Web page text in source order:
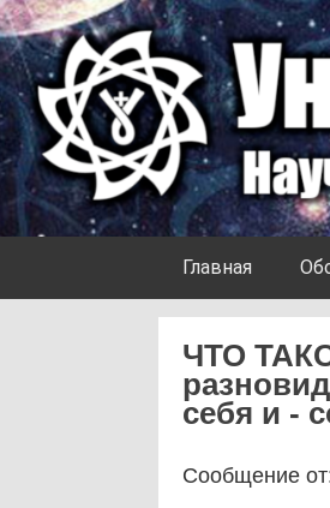
Университет
Главная
ЧТО
себя и -
Сообщение